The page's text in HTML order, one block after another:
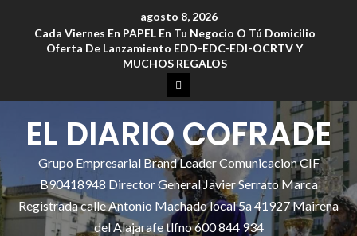
agosto 8, 2026
Cada Viernes En PAPEL En Tu Negocio O Tú Domicilio
Oferta De Lanzamiento EDD-EDC-EDI-OCRTV Y
MUCHOS REGALOS
EL DIARIO COFRADE
Grupo Empresarial Brand Leader Comunicacion CIF
B90418948 Director General Javier Serrato Marca
Registrada calle Antonio Machado local 5a 41927 Mairena
del Alajarafe tlfno 600 844 934